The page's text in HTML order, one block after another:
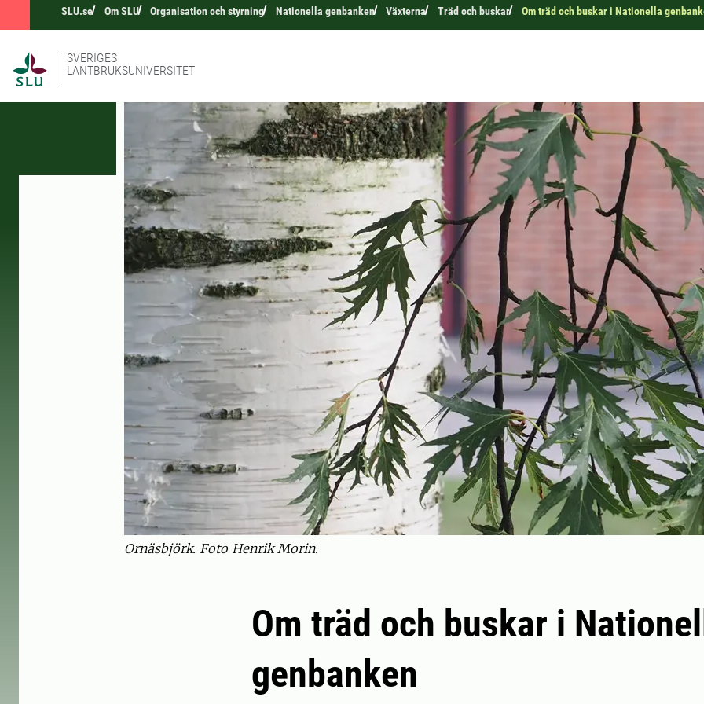
SLU.se Om SLU Organisation och styrning Nationella genbanken Växterna Träd och buskar Om träd och buskar i Nationella
SVERIGES
LANTBRUKSUNIVERSITET
Ornäsbjörk. Foto Henrik Morin.
Om träd och buskar i
genbanken